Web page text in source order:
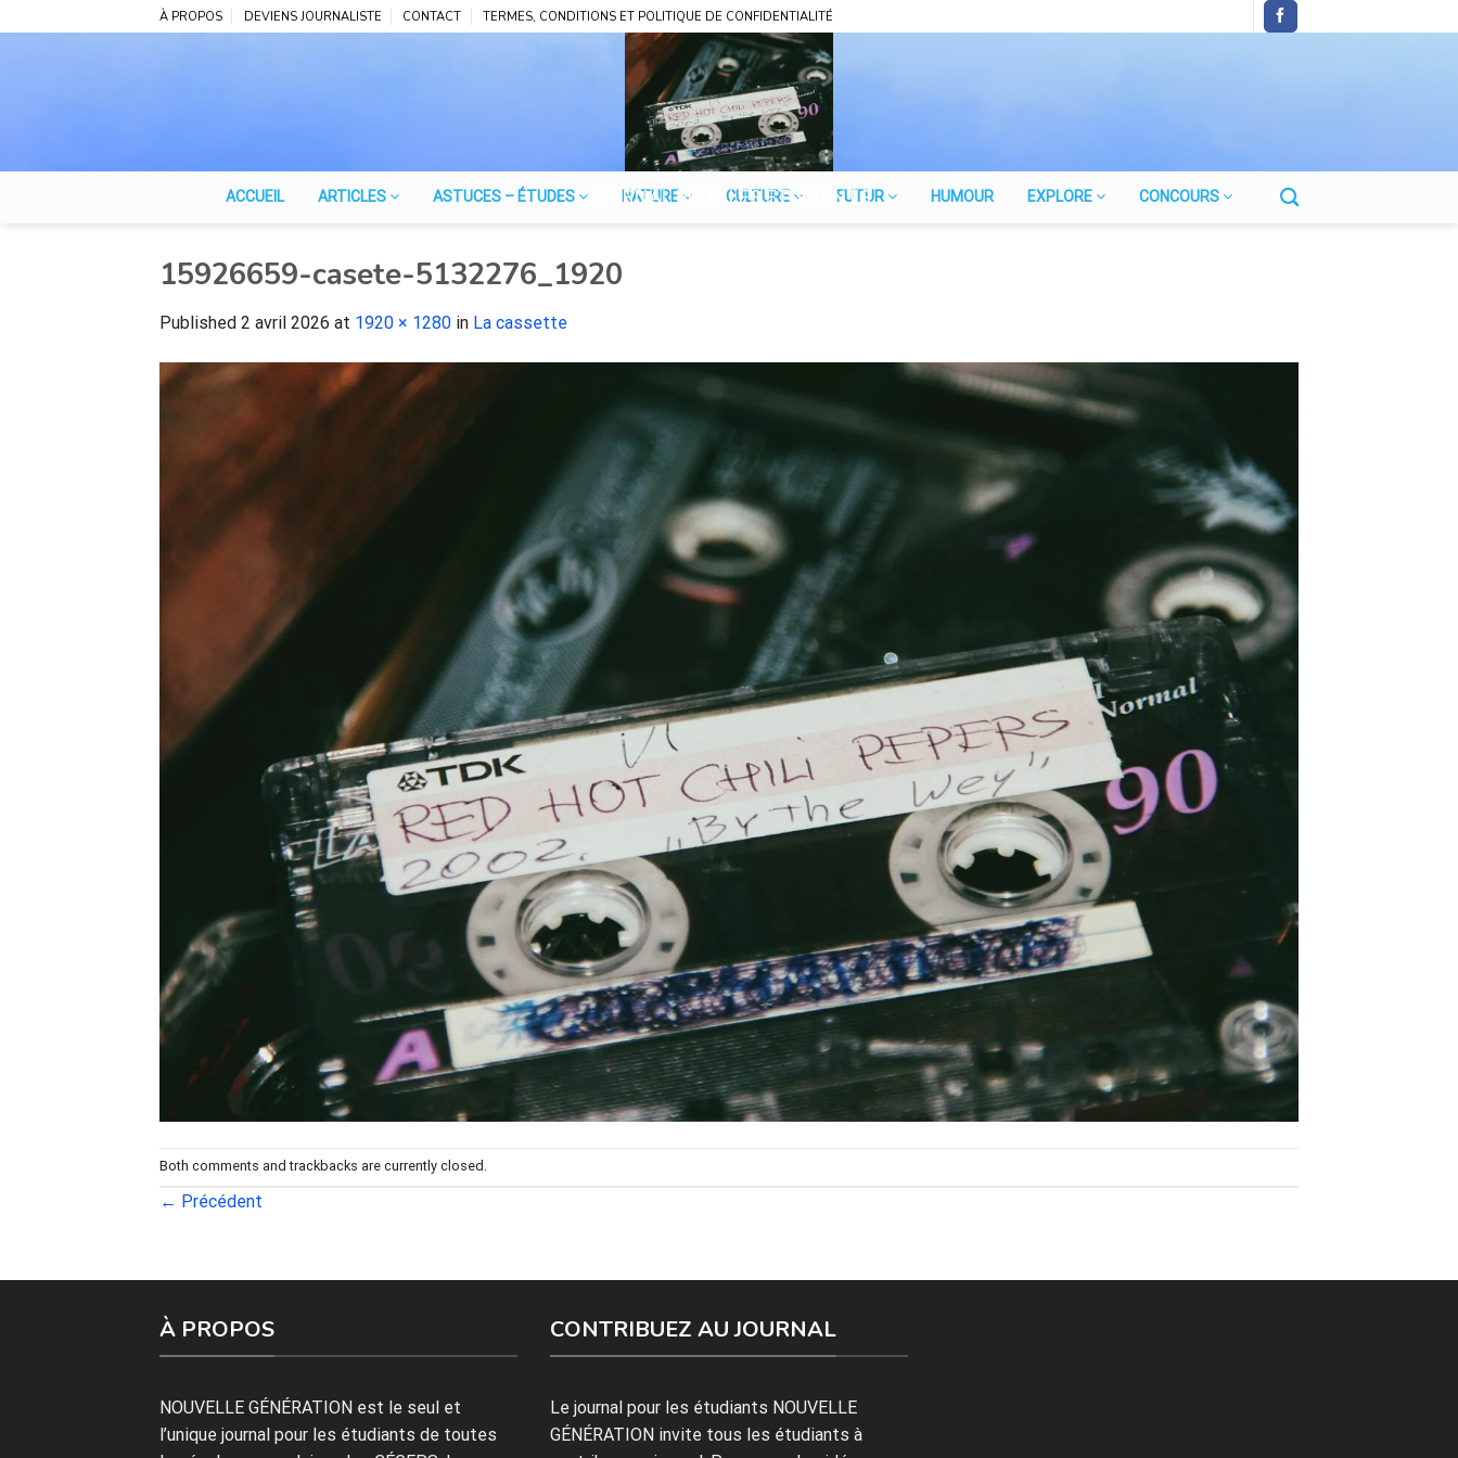
to
À PROPOS DEVIENS JOURNALISTE CONTACT TERMES, CONDITIONS ET POLITIQUE DE CONFIDENTIALITÉ
JOURNAL POUR LES ÉTUDIANTS
ACCUEIL ARTICLES ASTUCES – ÉTUDES NATURE CULTURE FUTUR HUMOUR EXPLORE CONCOURS
15926659-casete-5132276_1920
Published 2 avril 2026 at 1920 × 1280 in La cassette
Both comments and trackbacks are currently closed.
← Précédent
À PROPOS
NOUVELLE GÉNÉRATION est le seul et
l’unique journal pour les étudiants de toutes
CONTRIBUEZ AU JOURNAL
Le journal pour les étudiants NOUVELLE
GÉNÉRATION invite tous les étudiants à